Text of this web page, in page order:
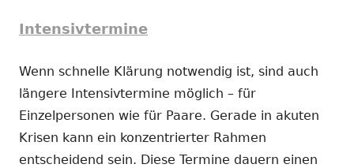
Intensivtermine
Wenn schnelle Klärung notwendig ist, sind auch
längere Intensivtermine möglich – für
Einzelpersonen wie für Paare. Gerade in akuten
Krisen kann ein konzentrierter Rahmen
entscheidend sein. Diese Termine dauern einen